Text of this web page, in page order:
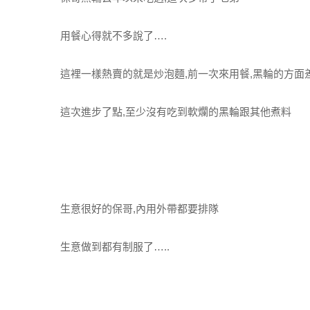
用餐心得就不多說了….
這裡一樣熱賣的就是炒泡麵,前一次來用餐,黑輪的方面
這次進步了點,至少沒有吃到軟爛的黑輪跟其他煮料
生意很好的保哥,內用外帶都要排隊
生意做到都有制服了…..